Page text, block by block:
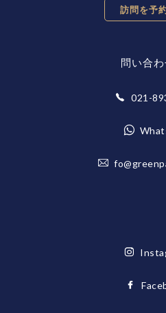
訪問を予
問い合
021-